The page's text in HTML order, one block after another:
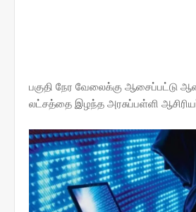
பகுதி நேர வேலைக்கு ஆசைப்பட்டு
லட்சத்தை இழந்த அரசுப்பள்ளி